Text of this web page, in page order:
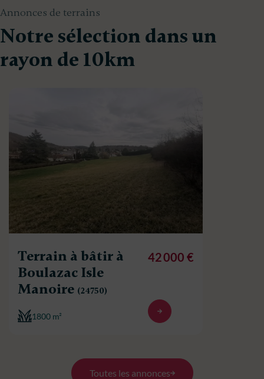
Annonces de terrains
Notre sélection dans un
rayon de 10km
Terrain à bâtir à
Boulazac Isle
Manoire (24750)
1800 m²
42 000 €
Toutes les annonces